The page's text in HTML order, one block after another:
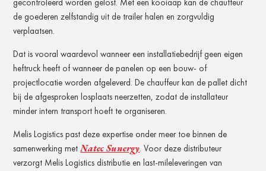
gecontroleerd worden gelost. Met een kooiaap kan de chauffeur
de goederen zelfstandig uit de trailer halen en zorgvuldig
verplaatsen.
Dat is vooral waardevol wanneer een installatiebedrijf geen eigen
heftruck heeft of wanneer de panelen op een bouw- of
projectlocatie worden afgeleverd. De chauffeur kan de pallet dicht
bij de afgesproken losplaats neerzetten, zodat de installateur
minder intern transport hoeft te organiseren.
Melis Logistics past deze expertise onder meer toe binnen de
samenwerking metNatec Sunergy. Voor deze distributeur
verzorgt Melis Logistics distributie en last-mileleveringen van